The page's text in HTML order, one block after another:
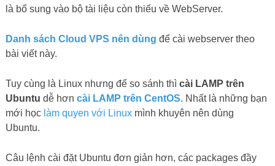
là bổ sung vào bộ tài liệu còn thiếu về WebServer.
Danh sách Cloud VPS nên dùng để cài webserver theo
bài viết này.
Tuy cùng là Linux nhưng để so sánh thì cài LAMP trên
Ubuntu dễ hơn cài LAMP trên CentOS. Nhất là những bạn
mới học làm quyen với Linuxmình khuyên nên dùng
Ubuntu.
Câu lệnh cài đặt Ubuntu đơn giản hơn, các packages đầy